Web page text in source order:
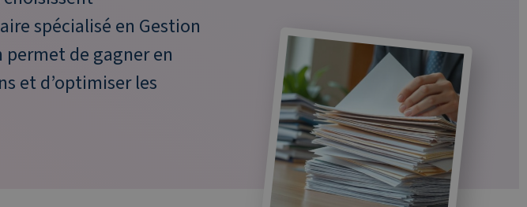
spécialisé en Gestion
de gagner en
et d’optimiser les